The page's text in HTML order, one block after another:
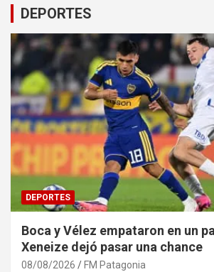
DEPORTES
DEPORTES
Boca y Vélez empataron en un
Xeneize dejó pasar una chance
08/08/2026 FM Patagonia